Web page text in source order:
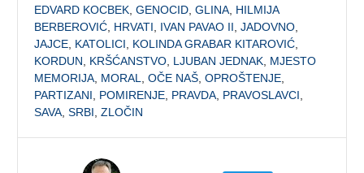
EDVARD KOCBEK ,GENOCID ,GLINA HILMIJA
BERBEROVIĆ HRVATI IVAN PAVAO II ,JADOVNO
JAJCE KATOLICI KOLINDA GRABAR KITAROVIĆ
KORDUN
KRŠĆANSTVO LJUBAN JEDNAK MJESTO
MEMORIJA MORAL ,OČE NAŠ ,OPROŠTENJE
PARTIZANI
POMIRENJE PRAVDA PRAVOSLAVCI
SAVA ,SRBI ,ZLOČIN